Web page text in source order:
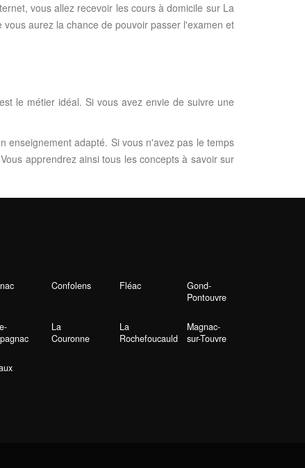
vous allez recevoir les cours à domicile sur La
aurez la chance de pouvoir passer l'examen et
le métier idéal. Si vous avez envie de suivre une
enseignement adapté. Si vous n'avez pas le temps
apprendrez ainsi tous les concepts à savoir sur
Confolens Fléac
Gond-
Pontouvre
La
Couronne
La
Rochefoucauld
Magnac-
sur-Touvre